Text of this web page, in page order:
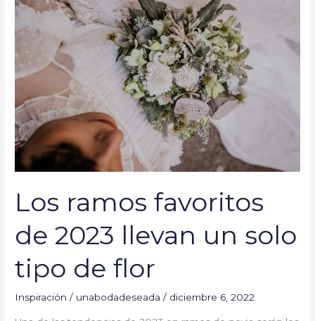
Los ramos favoritos
de 2023 llevan un solo
tipo de flor
Inspiración / unabodadeseada/ diciembre 6, 2022
ramos
favoritos
de
2023
llevan
solo
tipo
de
flor